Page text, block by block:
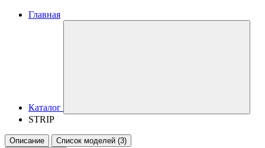
Главная
Каталог
STRIP
Описание
Список моделей (3)